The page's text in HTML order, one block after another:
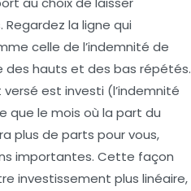
la ligne qui
celle de l’indemnité de
des hauts et des bas répétés.
est investi (l’indemnité
que le mois où la part du
plus de parts pour vous,
importantes. Cette façon
investissement plus linéaire,